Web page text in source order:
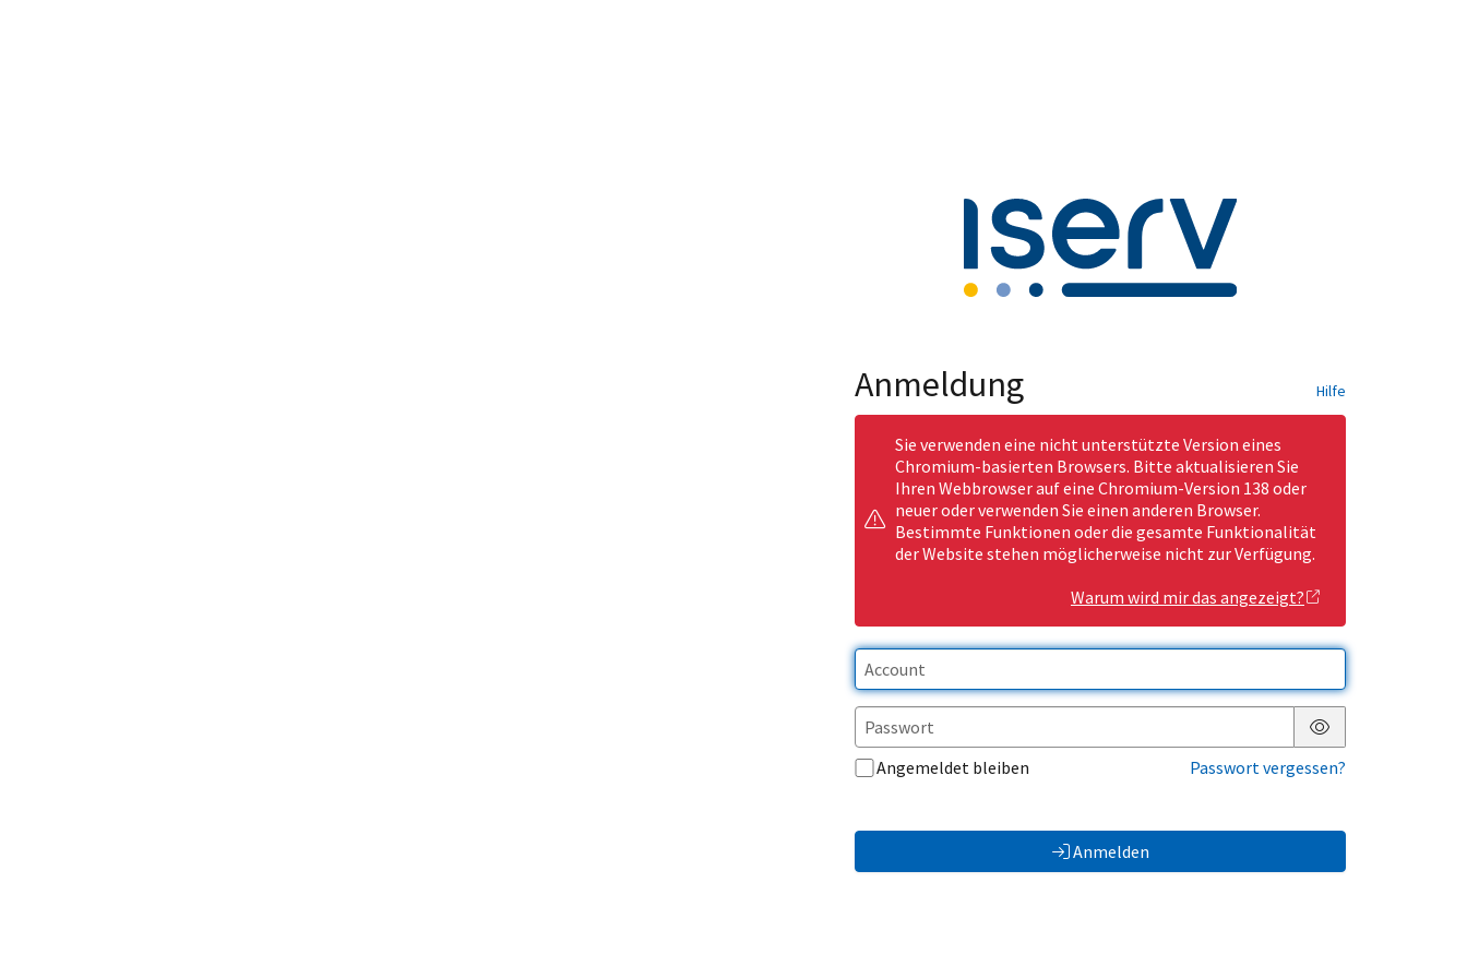
Anmeldung Hilfe
Sie verwenden eine nicht unterstützte Version eines
Chromium-basierten Browsers. Bitte aktualisieren Sie
Ihren Webbrowser auf eine Chromium-Version 138 oder
neuer oder verwenden Sie einen anderen Browser.
Bestimmte Funktionen oder die gesamte Funktionalität
der Website stehen möglicherweise nicht zur Verfügung.
Warum wird mir das angezeigt?
Passwort anzeigen
Angemeldet bleiben
Passwort vergessen?
Anmelden